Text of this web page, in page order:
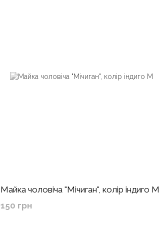
Майка чоловіча "Мічиган", колір індиго М
150 грн